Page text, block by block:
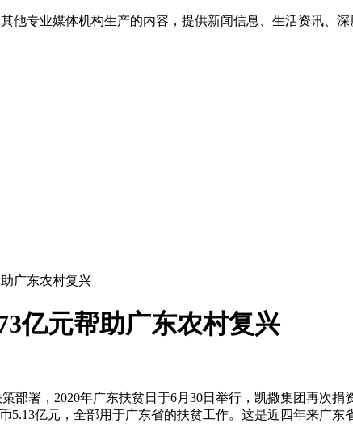
他专业媒体机构生产的内容，提供新闻信息、生活资讯、
广东农村复兴
亿元帮助广东农村复兴
署，2020年广东扶贫日于6月30日举行，凯撒集团再次捐
亿元，全部用于广东省的扶贫工作。这是近四年来广东